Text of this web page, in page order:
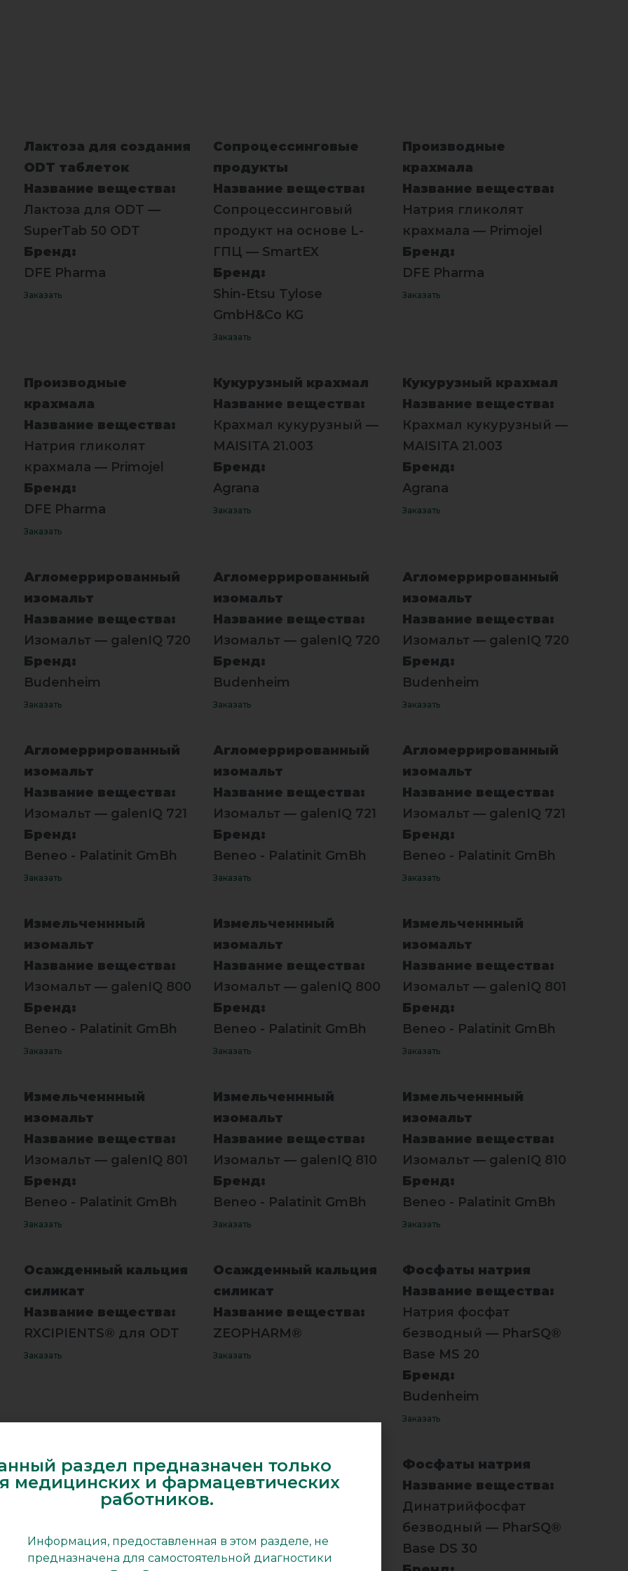
Лактоза для создания
ODT таблеток
Название вещества:
Лактоза для ODT —
SuperTab 50 ODT
Бренд:
DFE Pharma
Заказать
Сопроцессинговые
продукты
Название вещества:
Сопроцессинговый
продукт на основе L-
ГПЦ — SmartEX
Бренд:
Shin-Etsu Tylose
GmbH&Co KG
Заказать
Производные
крахмала
Название вещества:
Натрия гликолят
крахмала — Primojel
Бренд:
DFE Pharma
Заказать
Производные
крахмала
Название вещества:
Натрия гликолят
крахмала — Primojel
Бренд:
DFE Pharma
Заказать
Кукурузный крахмал
Название вещества:
Крахмал кукурузный —
MAISITA 21.003
Бренд:
Agrana
Заказать
Кукурузный крахмал
Название вещества:
Крахмал кукурузный —
MAISITA 21.003
Бренд:
Agrana
Заказать
Агломеррированный
изомальт
Название вещества:
Изомальт — galenIQ 720
Бренд:
Budenheim
Заказать
Агломеррированный
изомальт
Название вещества:
Изомальт — galenIQ 720
Бренд:
Budenheim
Заказать
Агломеррированный
изомальт
Название вещества:
Изомальт — galenIQ 720
Бренд:
Budenheim
Заказать
Агломеррированный
изомальт
Название вещества:
Изомальт — galenIQ 721
Бренд:
Beneo - Palatinit GmBh
Заказать
Агломеррированный
изомальт
Название вещества:
Изомальт — galenIQ 721
Бренд:
Beneo - Palatinit GmBh
Заказать
Агломеррированный
изомальт
Название вещества:
Изомальт — galenIQ 721
Бренд:
Beneo - Palatinit GmBh
Заказать
Измельченнный
изомальт
Название вещества:
Изомальт — galenIQ 800
Бренд:
Beneo - Palatinit GmBh
Заказать
Измельченнный
изомальт
Название вещества:
Изомальт — galenIQ 800
Бренд:
Beneo - Palatinit GmBh
Заказать
Измельченнный
изомальт
Название вещества:
Изомальт — galenIQ 801
Бренд:
Beneo - Palatinit GmBh
Заказать
Измельченнный
изомальт
Название вещества:
Изомальт — galenIQ 801
Бренд:
Beneo - Palatinit GmBh
Заказать
Измельченнный
изомальт
Название вещества:
Изомальт — galenIQ 810
Бренд:
Beneo - Palatinit GmBh
Заказать
Измельченнный
изомальт
Название вещества:
Изомальт — galenIQ 810
Бренд:
Beneo - Palatinit GmBh
Заказать
Осажденный кальция
силикат
Название вещества:
RXCIPIENTS® для ODT
Заказать
Осажденный кальция
силикат
Название вещества:
ZEOPHARM®
Заказать
Фосфаты натрия
Название вещества:
Натрия фосфат
безводный — PharSQ®
Base MS 20
Бренд:
Budenheim
Заказать
Фосфаты натрия
Название вещества:
Натрия фосфат
Base MS 41
Фосфаты натрия
Название вещества:
Натрия фосфат
Base MS 42
Фосфаты натрия
Название вещества:
Динатрийфосфат
безводный — PharSQ®
Base DS 30
раздел предназначен только
медицинских и фармацевтических
работников.
Информация, предоставленная в этом разделе, не
предназначена для самостоятельной диагностики